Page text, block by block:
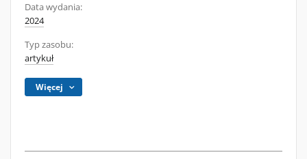
Data wydania:
2024
Typ zasobu:
artykuł
Więcej